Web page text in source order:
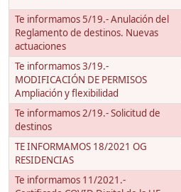
Te informamos 5/19.- Anulación del
Reglamento de destinos. Nuevas
actuaciones
Te informamos 3/19.-
MODIFICACIÓN DE PERMISOS
Ampliación y flexibilidad
Te informamos 2/19.- Solicitud de
destinos
TE INFORMAMOS 18/2021 OG
RESIDENCIAS
Te informamos 11/2021.-